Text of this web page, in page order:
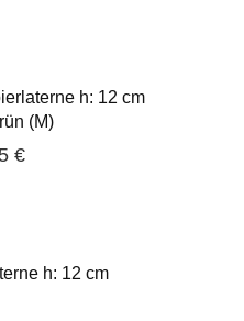
h: 12 cm
(M)
€